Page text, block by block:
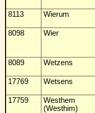
8113
Wierum
8098 Wier
8089 Wetzens
17769
Wetsens
17759
Westhem
(Westhim)